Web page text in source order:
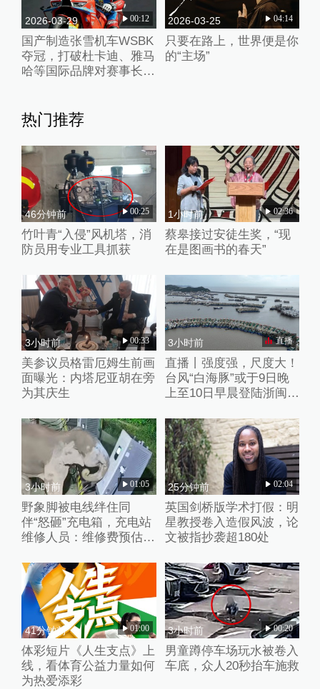
2026-03-29 00:12
国产制造张雪机车WSBK
夺冠，打破杜卡迪、雅马
哈等国际品牌对赛事长期
2026-03-25 04:14
只要在路上，世界便是你
的“主场”
热门推荐
46分钟前 00:25
竹叶青“入侵”风机塔，消
防员用专业工具抓获
1小时前 02:36
蔡皋接过安徒生奖，“现
在是图画书的春天”
3小时前 00:33
美参议员格雷厄姆生前画
面曝光：内塔尼亚胡在旁
为其庆生
3小时前 直播
直播丨强度强，尺度大！
台风“白海豚”或于9日晚
上至10日早晨登陆浙闽沿
3小时前 01:05
野象脚被电线绊住同
伴“怒砸”充电箱，充电站
维修人员：维修费预估2
25分钟前 02:04
英国剑桥版学术打假：明
星教授卷入造假风波，论
文被指抄袭超180处
41分钟前 01:00
体彩短片《人生支点》上
线，看体育公益力量如何
为热爱添彩
3小时前 00:20
男童蹲停车场玩水被卷入
车底，众人20秒抬车施救